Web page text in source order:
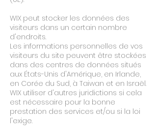
WIX peut stocker les données des
visiteurs dans un certain nombre
d'endroits.
Les informations personnelles de vos
visiteurs du site peuvent être stockées
dans des centres de données situés
aux États-Unis d'Amérique, en Irlande,
en Corée du Sud, à Taiwan et en Israël.
WIX utiliser d'autres juridictions si cela
est nécessaire pour la bonne
prestation des services et/ou si la loi
l'exige.